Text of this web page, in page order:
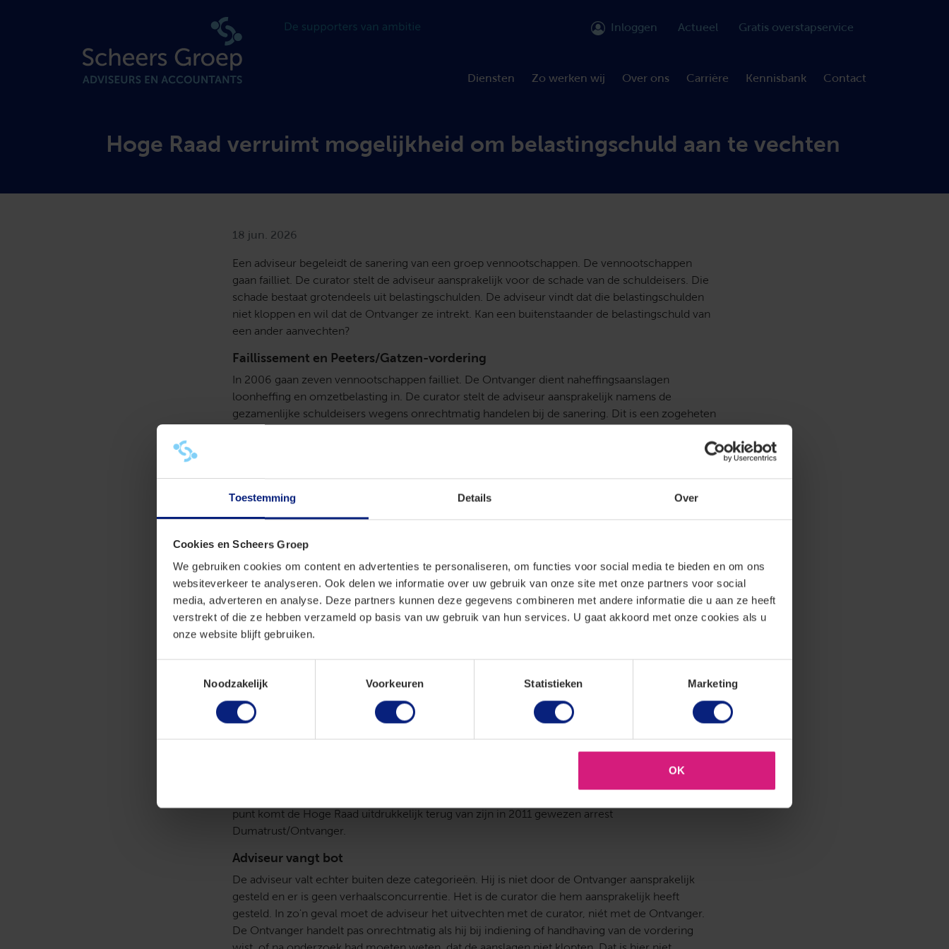
Toestemming Details Over
Cookies en Scheers Groep
We gebruiken cookies om content en advertenties te personaliseren, om functies voor social media te bieden en om ons
websiteverkeer te analyseren. Ook delen we informatie over uw gebruik van onze site met onze partners voor social
media, adverteren en analyse. Deze partners kunnen deze gegevens combineren met andere informatie die u aan ze heeft
verstrekt of die ze hebben verzameld op basis van uw gebruik van hun services. U gaat akkoord met onze cookies als u
onze website blijft gebruiken.
Noodzakelijk
Voorkeuren Statistieken Marketing
OK
Inloggen Actueel Gratis overstapservice
Diensten Zo werken wij Over ons Carrière Kennisbank Contact
Hoge Raad verruimt mogelijkheid om belastingschuld aan te vechten
18 jun. 2026
Een adviseur begeleidt de sanering van een groep vennootschappen. De vennootschappen
gaan failliet. De curator stelt de adviseur aansprakelijk voor de schade van de schuldeisers. Die
schade bestaat grotendeels uit belastingschulden. De adviseur vindt dat die belastingschulden
niet kloppen en wil dat de Ontvanger ze intrekt. Kan een buitenstaander de belastingschuld van
een ander aanvechten?
Faillissement en Peeters/Gatzen-vordering
In 2006 gaan zeven vennootschappen failliet. De Ontvanger dient naheffingsaanslagen
loonheffing en omzetbelasting in. De curator stelt de adviseur aansprakelijk namens de
gezamenlijke schuldeisers wegens onrechtmatig handelen bij de sanering. Dit is een zogeheten
Nieuwe administratie duikt op
laten herroepen. De Hoge Raad vernietigt de afwijzing van dat verzoek en wijst de zaak terug.
Uiteindelijk schikken de adviseur en de curator. Maar daarmee is de kous niet af. De adviseur
wil ook dat de Ontvanger de belastingaanslagen intrekt.
Ontvanger erkent kleine fout
De adviseur vraagt de Ontvanger de belastingaanslagen te toetsen op materiële
onmiskenbaar onjuist. De adviseur stapt naar de burgerlijke rechter en eist intrekking plus
schadevergoeding. De rechtbank en het hof wijzen de vorderingen af.
Ommezwaai bij verhaalsconcurrentie
belastingschuld van een ander, mag die persoon de juistheid van de schuld bij de burgerlijke
punt komt de Hoge Raad uitdrukkelijk terug van zijn in 2011 gewezen arrest
Dumatrust/Ontvanger.
Adviseur vangt bot
De adviseur valt echter buiten deze categorieën. Hij is niet door de Ontvanger aansprakelijk
gesteld en er is geen verhaalsconcurrentie. Het is de curator die hem aansprakelijk heeft
gesteld. In zo'n geval moet de adviseur het uitvechten met de curator, niét met de Ontvanger.
De Ontvanger handelt pas onrechtmatig als hij bij indiening of handhaving van de vordering